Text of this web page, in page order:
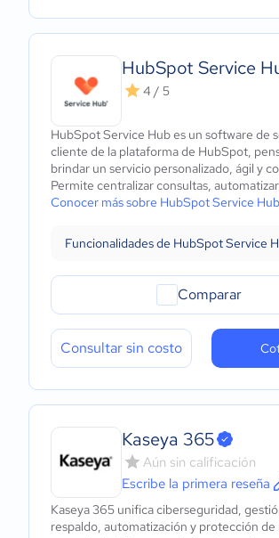
HubSpot Service
4 / 5
HubSpot Service Hub es un software de
cliente de la plataforma de HubSpot,
brindar un servicio personalizado, ágil y
Permite centralizar consultas,
Conocer más sobre HubSpot Service Hub
Funcionalidades de HubSpot Service
Comparar
Consultar sin costo
Kaseya 365
Aún sin calificación
Escribe la primera reseña
Kaseya 365 unifica ciberseguridad,
respaldo, automatización y protección de